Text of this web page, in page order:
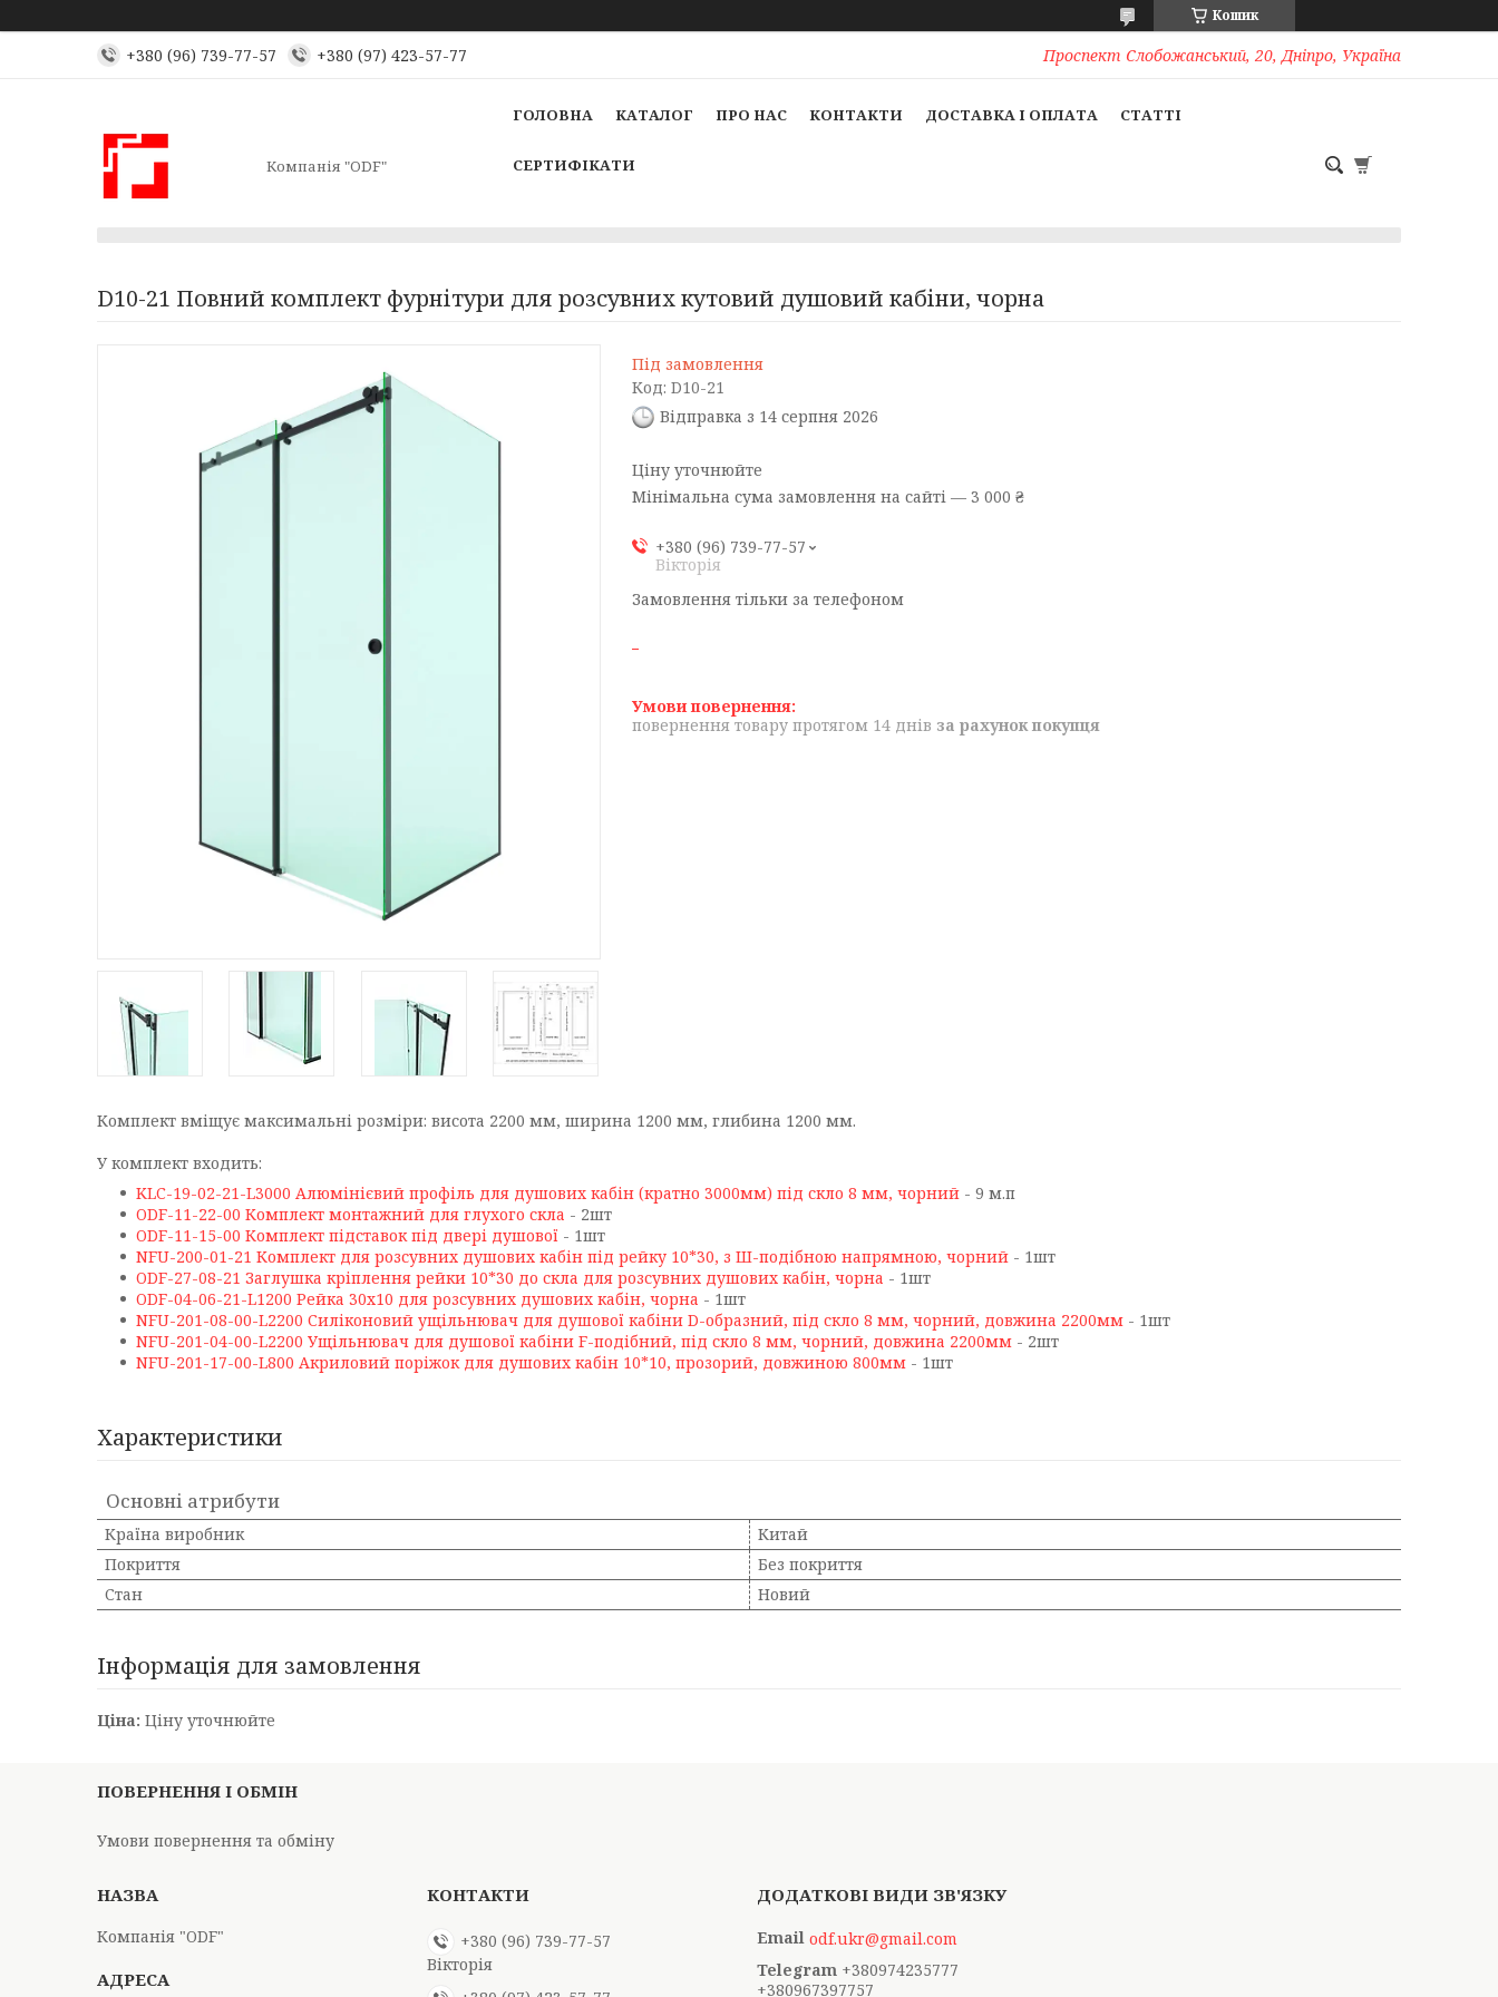
Кошик
+380 (96) 739-77-57 +380 (97) 423-57-77 Проспект Слобожанський, 20, Дніпро, Україна
Компанія "ODF"
ГОЛОВНА КАТАЛОГ ПРО НАС КОНТАКТИ ДОСТАВКА І ОПЛАТА СТАТТІ
СЕРТИФІКАТИ
D10-21 Повний комплект фурнітури для розсувних кутовий душовий кабіни, чорна
Під замовлення
Код: D10-21
Відправка з 14 серпня 2026
Ціну уточнюйте
Мінімальна сума замовлення на сайті — 3 000 ₴
+380 (96) 739-77-57
Вікторія
Замовлення тільки за телефоном
повернення товару протягом 14 днів за рахунок покупця
Комплект вміщує максимальні розміри: висота 2200 мм, ширина 1200 мм, глибина 1200 мм.
У комплект входить:
KLC-19-02-21-L3000 Алюмінієвий профіль для душових кабін (кратно 3000мм) під скло 8 мм, чорний - 9 м.п
ODF-11-22-00 Комплект монтажний для глухого скла - 2шт
ODF-11-15-00 Комплект підставок під двері душової - 1шт
NFU-200-01-21 Комплект для розсувних душових кабін під рейку 10*30, з Ш-подібною напрямною, чорний - 1шт
ODF-27-08-21 Заглушка кріплення рейки 10*30 до скла для розсувних душових кабін, чорна - 1шт
ODF-04-06-21-L1200 Рейка 30х10 для розсувних душових кабін, чорна - 1шт
NFU-201-08-00-L2200 Силіконовий ущільнювач для душової кабіни D-образний, під скло 8 мм, чорний, довжина 2200мм - 1шт
NFU-201-04-00-L2200 Ущільнювач для душової кабіни F-подібний, під скло 8 мм, чорний, довжина 2200мм - 2шт
NFU-201-17-00-L800 Акриловий поріжок для душових кабін 10*10, прозорий, довжиною 800мм - 1шт
Характеристики
Основні атрибути
Країна виробник
Китай
Покриття
Без покриття
Стан
Новий
Інформація для замовлення
Ціна: Ціну уточнюйте
ПОВЕРНЕННЯ І ОБМІН
Умови повернення та обміну
Компанія "ODF"
+380 (96) 739-77-57
Вікторія
odf.ukr@gmail.com
+380974235777
+380967397757